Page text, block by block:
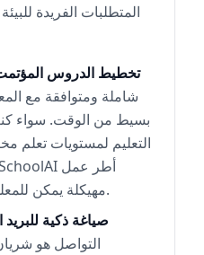
المتطلبات الفريدة
تخطيط الدروس
شاملة ومتوافقة مع
بسيط من الوقت. سواء
التعليم لمستويات تعلم
مهيكلة يمكن للمعلمين تخصيصها بسهولة.
صياغة ذكية للبريد
التواصل هو